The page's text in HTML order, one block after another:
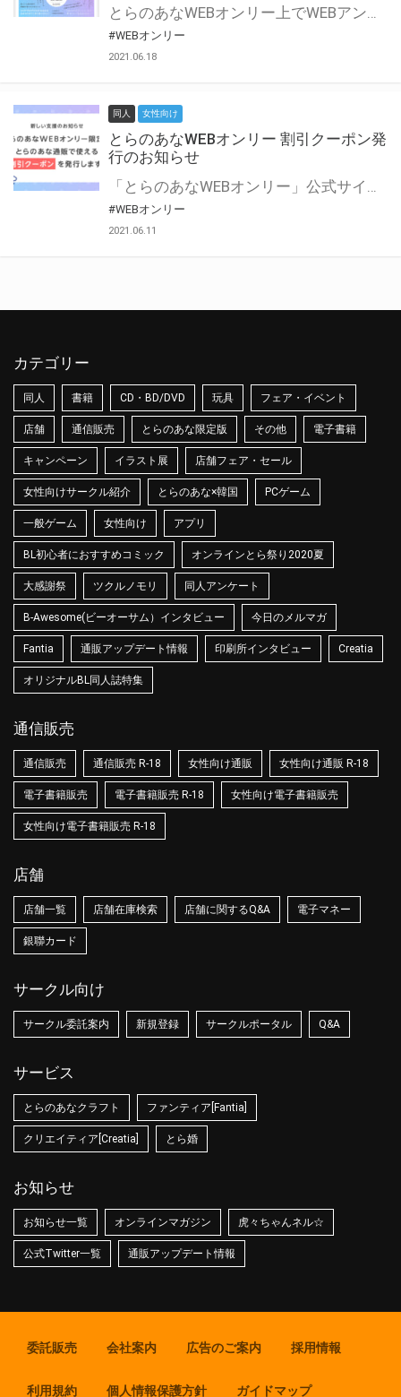
とらのあなWEBオンリー上でWEBアンソロジーが作成できる「記念コメント」について、その使い方や作成手順を解説します！ 支援タイプを「サークル参加型」「サークル参加型・マルシェ(イベント会場)機能付き」でお申し込みいただいている主催者様はぜひご活用ください♪ とらのあなWEBオンリーサイトはこちら
#WEBオンリー
2021.06.18
同人 女性向け
とらのあなWEBオンリー 割引クーポン発
行のお知らせ
「とらのあなWEBオンリー」公式サイトでとらのあな通販の「割引クーポン」を配布中！ イベントごとに開催当日限定で使える割引クーポンのシリアルコードを発行します。 とらのあなWEBオンリーのページをチェックして、イベント当日にお得にお買い物を楽しみましょう♪ ※本キャンペーンは予告なく終了する場合がございます。 とらのあなWEBオンリーサイトはこちら
#WEBオンリー
2021.06.11
カテゴリー
同人 書籍 CD・BD/DVD 玩具 フェア・イベント
店舗 通信販売 とらのあな限定版 その他 電子書籍
キャンペーン イラスト展 店舗フェア・セール
女性向けサークル紹介 とらのあな×韓国 PCゲーム
一般ゲーム 女性向け アプリ
BL初心者におすすめコミック オンラインとら祭り2020夏
大感謝祭 ツクルノモリ 同人アンケート
B-Awesome(ビーオーサム）インタビュー 今日のメルマガ
Fantia 通販アップデート情報 印刷所インタビュー Creatia
オリジナルBL同人誌特集
通信販売
通信販売 通信販売 R-18 女性向け通販 女性向け通販 R-18
電子書籍販売 電子書籍販売 R-18 女性向け電子書籍販売
女性向け電子書籍販売 R-18
店舗
店舗一覧 店舗在庫検索 店舗に関するQ&A 電子マネー
銀聯カード
サークル向け
サークル委託案内 新規登録 サークルポータル Q&A
サービス
とらのあなクラフト ファンティア[Fantia]
クリエイティア[Creatia] とら婚
お知らせ
お知らせ一覧 オンラインマガジン 虎々ちゃんネル☆
公式Twitter一覧 通販アップデート情報
委託販売 会社案内 広告のご案内 採用情報
利用規約 個人情報保護方針 ガイドマップ